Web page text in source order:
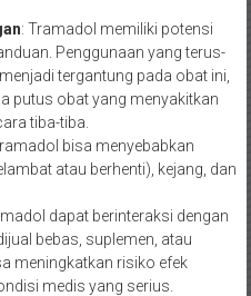
: Tramadol memiliki potensi
Penggunaan yang terus-
tergantung pada obat ini,
putus obat yang menyakitkan
tiba-tiba.
bisa menyebabkan
atau berhenti), kejang, dan
dapat berinteraksi dengan
bebas, suplemen, atau
meningkatkan risiko efek
medis yang serius.